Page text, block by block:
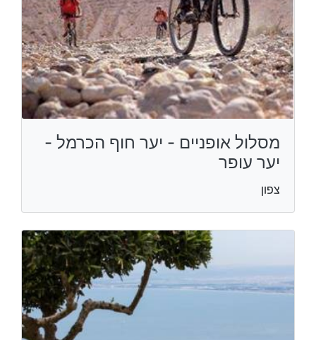
מסלול אופניים - יער חוף הכרמל -
יער עופר
צפון